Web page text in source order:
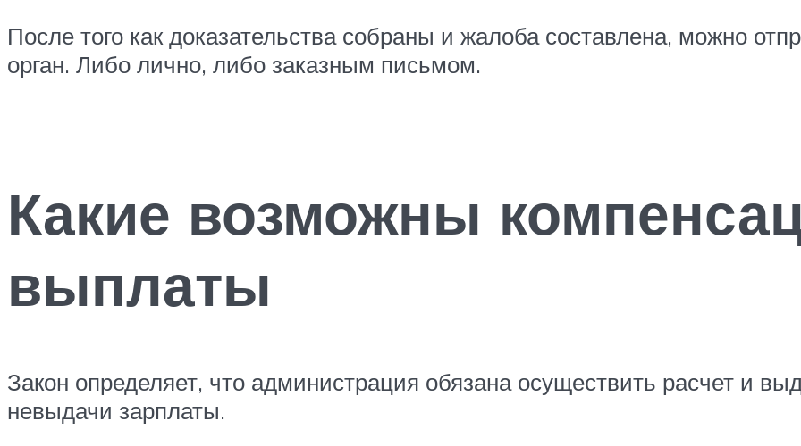
После того как доказательства собраны и жалоба составлена, можно
орган. Либо лично, либо заказным письмом.
Какие возможны
выплаты
Закон определяет, что администрация обязана осуществить расчет и
невыдачи зарплаты.